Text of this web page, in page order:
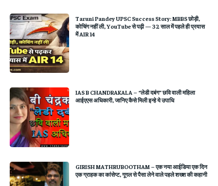
Taruni Pandey UPSC Success Story: MBBS छोड़ी,
कोचिंग नहीं ली, YouTube से पढ़ी — 32 साल में पहले ही प्रयास
में AIR 14
IAS B CHANDRAKALA – “लेडी दबंग” छवि वाली महिला
आईएएस अधिकारी, जानिए कैसे मिली इन्हे ये उपाधि
GIRISH MATHRUBOOTHAM – एक नया आईडिया एक दिन
एक ग्राहक का कांसेप्ट, गूगल से पैसा लेने वाले पहले शख्श की कहानी